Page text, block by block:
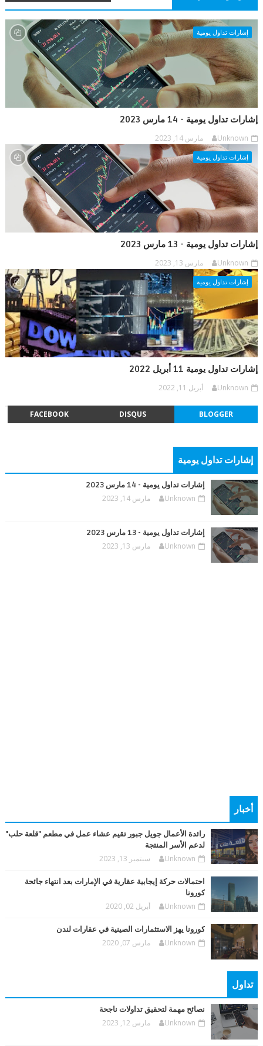
إشارات تداول يومية
إشارات تداول يومية - 14 مارس 2023
Unknown مارس 14, 2023
إشارات تداول يومية
إشارات تداول يومية - 13 مارس 2023
Unknown مارس 13, 2023
إشارات تداول يومية
إشارات تداول يومية 11 أبريل 2022
Unknown أبريل 11, 2022
BLOGGER
DISQUS
FACEBOOK
إشارات تداول يومية
إشارات تداول يومية - 14 مارس 2023
Unknown مارس 14, 2023
إشارات تداول يومية - 13 مارس 2023
Unknown مارس 13, 2023
أخبار
رائدة الأعمال جويل جبور تقيم عشاء عمل في مطعم "قلعة حلب"
لدعم الأسر المنتجة
Unknown سبتمبر 13, 2023
احتمالات حركة إيجابية عقارية في الإمارات بعد انتهاء جائحة
كورونا
Unknown أبريل 02, 2020
كورونا يهز الاستثمارات الصينية في عقارات لندن
Unknown مارس 07, 2020
تداول
نصائح مهمة لتحقيق تداولات ناجحة
Unknown مارس 12, 2023